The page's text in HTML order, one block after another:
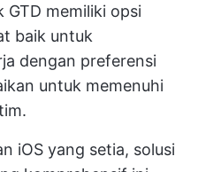
GTD memiliki opsi
baik untuk
dengan preferensi
untuk memenuhi
iOS yang setia, solusi